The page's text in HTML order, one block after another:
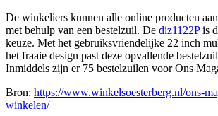
De winkeliers kunnen alle online producten
met behulp van een bestelzuil. De diz1122Pis
keuze. Met het gebruiksvriendelijke 22 inch
het fraaie design past deze opvallende
Inmiddels zijn er 75 bestelzuilen voor Ons
Bron: https://www.winkelsoesterberg.nl/ons-
winkelen/